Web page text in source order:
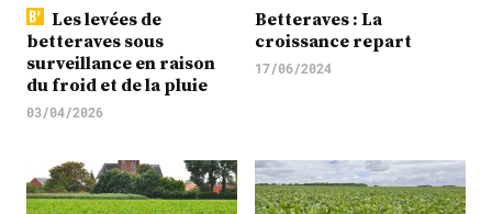
Les levées de
betteraves sous
surveillance en raison
du froid et de la pluie
03/04/2026
Betteraves : La
croissance repart
17/06/2024